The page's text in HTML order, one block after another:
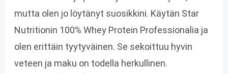
mutta olen jo löytänyt suosikkini. Käytän Star
Nutritionin 100% Whey Protein Professionalia ja
olen erittäin tyytyväinen. Se sekoittuu hyvin
veteen ja maku on todella herkullinen.